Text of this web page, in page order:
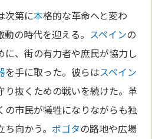
次第に本格的な革命へと変わ
動の時代を迎える。 スペインの
に、街の有力者や庶民が協力し
を手に取った。彼らはスペイン
り抜くための戦いを続けた。革
の市民が犠牲になりながらも独
向かう。 ボゴタの路地や広場